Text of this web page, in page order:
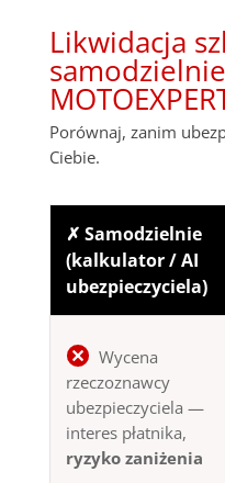
Likwidacja
Porównaj, zanim
Ciebie.
✗ Samodzielnie
(kalkulator / AI
ubezpieczyciela)
Wycena
rzeczoznawcy
ubezpieczyciela —
interes płatnika,
ryzyko zaniżenia